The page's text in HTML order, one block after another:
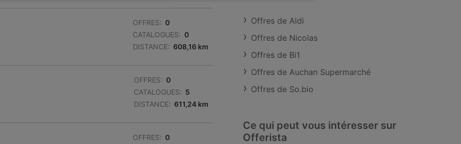
OFFRES: 0
CATALOGUES: 0
DISTANCE: 608,16 km
OFFRES: 0
CATALOGUES: 5
DISTANCE: 611,24 km
OFFRES: 0
Offres de Aldi
Offres de Nicolas
Offres de Bi1
Offres de Auchan Supermarché
Offres de So.bio
Ce qui peut vous intéresser sur
Offerista